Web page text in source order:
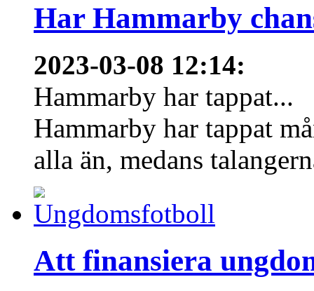
Har Hammarby
2023-03-08 12:14:
Hammarby har tappat...
Hammarby har tappat
alla än, medans
Att finansiera